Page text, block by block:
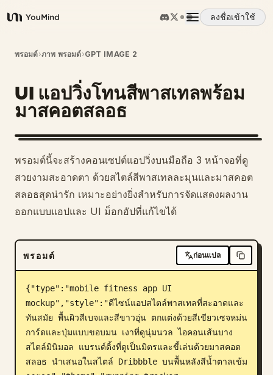
YouMind
ลงชื่อเข้าใช้
ภาพรวม
กรณีการใช้งาน
ทักษะ
พรอมต์
ราคา
ดาวน์โหลด
บล็อก
อัปเดต
พรอมต์›ภาพ พรอมต์›GPT IMAGE 2
UI แอปวิ่งโทนสีพาสเทลพร้อม
มาสคอตสลอธ
พรอมต์นี้จะสร้างคอนเซปต์แอปวิ่งบนมือถือ 3 หน้าจอที่ดู
สวยงามสะอาดตา ด้วยสไตล์สีพาสเทลละมุนและมาสคอต
สลอธสุดน่ารัก เหมาะอย่างยิ่งสำหรับการจัดแสดงผลงาน
ออกแบบแอปและ UI ม็อกอัปที่แก้ไขได้
พรอมต์ ก่อนแปล
{"type":"mobile fitness app UI
mockup","style":"ดีไซน์แอปสไตล์พาสเทลที่สะอาดและ
ทันสมัย พื้นผิวสีเบจและสีขาวอุ่น ตกแต่งด้วยสีเขียวเซจหม่น
การ์ดและปุ่มแบบขอบมน เงาที่ดูนุ่มนวล ไอคอนเส้นบาง
สไตล์มินิมอล แบรนด์ดิ้งที่ดูเป็นมิตรและขี้เล่นด้วยมาสคอต
สลอธ นำเสนอในสไตล์ Dribbble บนพื้นหลังสีน้ำตาลเข้ม